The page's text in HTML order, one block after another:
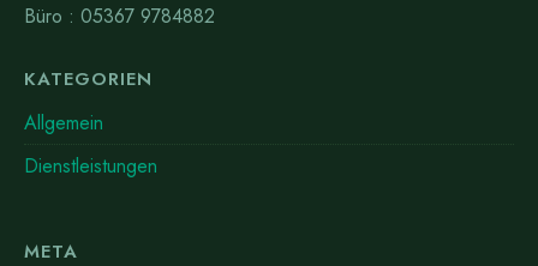
Büro : 05367 9784882
KATEGORIEN
Allgemein
Dienstleistungen
META